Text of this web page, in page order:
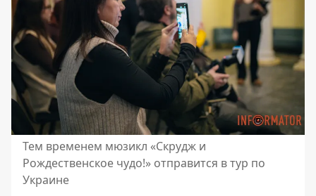
Тем временем мюзикл «Скрудж и
Рождественское чудо!» отправится в тур по
Украине